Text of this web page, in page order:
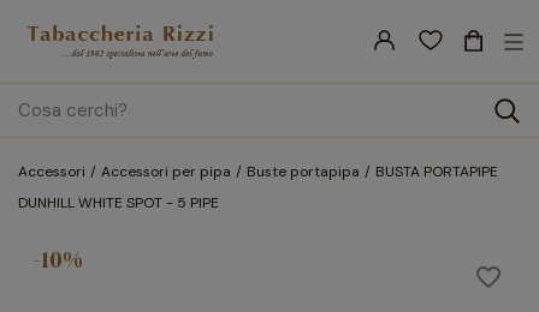
search
☰
Accessori Accessori per pipa Buste portapipa
BUSTA PORTAPIPE
DUNHILL WHITE SPOT - 5 PIPE
favorite_border
-10%